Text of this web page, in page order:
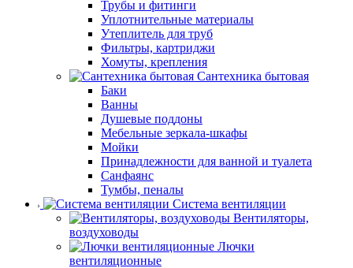
Трубы и фитинги
Уплотнительные материалы
Утеплитель для труб
Фильтры, картриджи
Хомуты, крепления
Сантехника бытовая
Баки
Ванны
Душевые поддоны
Мебельные зеркала-шкафы
Мойки
Принадлежности для ванной и туалета
Санфаянс
Тумбы, пеналы
Система вентиляции
Вентиляторы,
воздуховоды
Лючки
вентиляционные